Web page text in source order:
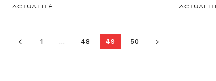
ACTUALITÉ
1 ... 48 49 50